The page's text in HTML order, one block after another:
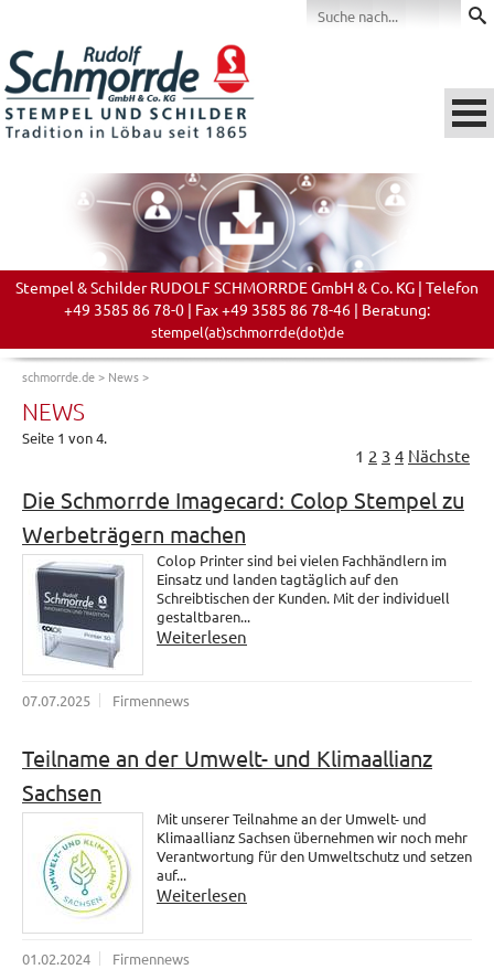
Stempel & Schilder RUDOLF SCHMORRDE GmbH & Co. KG | Telefon
+49 3585 86 78-0 | Fax +49 3585 86 78-46 | Beratung:
stempel(at)schmorrde(dot)de
schmorrde.de> News>
NEWS
Seite 1 von 4.
1 2 3 4 Nächste
Die Schmorrde Imagecard: Colop Stempel zu
Werbeträgern machen
Colop Printer sind bei vielen Fachhändlern im
Einsatz und landen tagtäglich auf den
Schreibtischen der Kunden. Mit der individuell
gestaltbaren...
Weiterlesen
07.07.2025 Firmennews
Teilname an der Umwelt- und Klimaallianz
Sachsen
Mit unserer Teilnahme an der Umwelt- und
Klimaallianz Sachsen übernehmen wir noch mehr
Verantwortung für den Umweltschutz und setzen
auf...
Weiterlesen
01.02.2024 Firmennews